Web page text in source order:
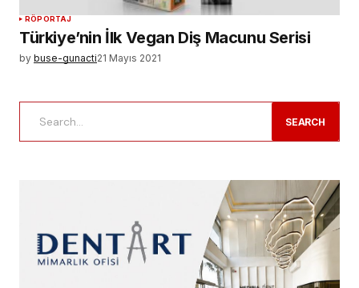
RÖPORTAJ
Türkiye’nin İlk Vegan Diş Macunu Serisi
by buse-gunacti21 Mayıs 2021
SEARCH